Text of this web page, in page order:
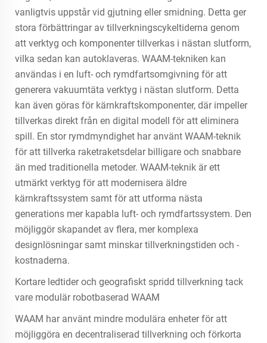
vanligtvis uppstår vid gjutning eller smidning. Detta ger
stora förbättringar av tillverkningscykeltiderna genom
att verktyg och komponenter tillverkas i nästan slutform,
vilka sedan kan autoklaveras. WAAM-tekniken kan
användas i en luft- och rymdfartsomgivning för att
generera vakuumtäta verktyg i nästan slutform. Detta
kan även göras för kärnkraftskomponenter, där impeller
tillverkas direkt från en digital modell för att eliminera
spill. En stor rymdmyndighet har använt WAAM-teknik
för att tillverka raketraketsdelar billigare och snabbare
än med traditionella metoder. WAAM-teknik är ett
utmärkt verktyg för att modernisera äldre
kärnkraftssystem samt för att utforma nästa
generations mer kapabla luft- och rymdfartssystem. Den
möjliggör skapandet av flera, mer komplexa
designlösningar samt minskar tillverkningstiden och -
kostnaderna.
Kortare ledtider och geografiskt spridd tillverkning tack
vare modulär robotbaserad WAAM
WAAM har använt mindre modulära enheter för att
möjliggöra en decentraliserad tillverkning och förkorta